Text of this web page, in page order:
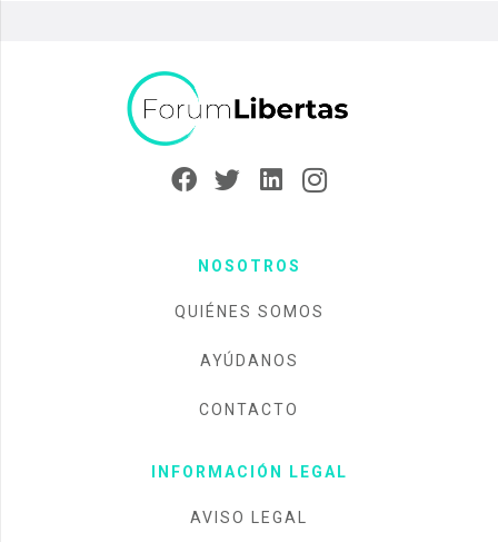
NOSOTROS
QUIÉNES SOMOS
AYÚDANOS
CONTACTO
INFORMACIÓN LEGAL
AVISO LEGAL